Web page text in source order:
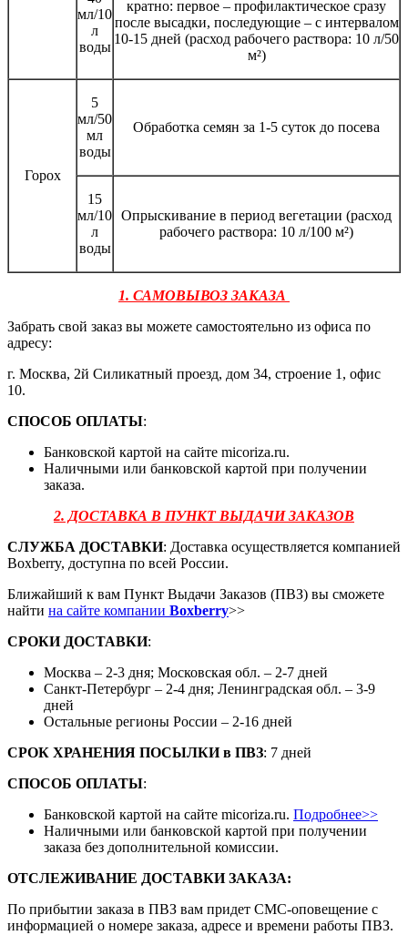
мл/10
л
воды
кратно: первое – профилактическое сразу
после высадки, последующие – с интервалом
10-15 дней (расход рабочего раствора: 10 л/50
м²)
Горох
5
мл/50
мл
воды
Обработка семян за 1-5 суток до посева
15
мл/10
л
воды
Опрыскивание в период вегетации (расход
рабочего раствора: 10 л/100 м²)
1. САМОВЫВОЗ ЗАКАЗА
Забрать свой заказ вы можете самостоятельно из офиса по
адресу:
г. Москва, 2й Силикатный проезд, дом 34, строение 1, офис
10.
СПОСОБ ОПЛАТЫ:
Банковской картой на сайте micoriza.ru.
Наличными или банковской картой при получении
заказа.
2. ДОСТАВКА В ПУНКТ ВЫДАЧИ ЗАКАЗОВ
СЛУЖБА ДОСТАВКИ: Доставка осуществляется компанией
Boxberry, доступна по всей России.
Ближайший к вам Пункт Выдачи Заказов (ПВЗ) вы сможете
найти на сайте компании Boxberry>>
СРОКИ ДОСТАВКИ:
Москва – 2-3 дня; Московская обл. – 2-7 дней
Санкт-Петербург – 2-4 дня; Ленинградская обл. – 3-9
дней
Остальные регионы России – 2-16 дней
СРОК ХРАНЕНИЯ ПОСЫЛКИ в ПВЗ: 7 дней
СПОСОБ ОПЛАТЫ:
Банковской картой на сайте micoriza.ru. Подробнее>>
Наличными или банковской картой при получении
заказа без дополнительной комиссии.
ОТСЛЕЖИВАНИЕ ДОСТАВКИ ЗАКАЗА:
По прибытии заказа в ПВЗ вам придет СМС-оповещение с
информацией о номере заказа, адресе и времени работы ПВЗ.